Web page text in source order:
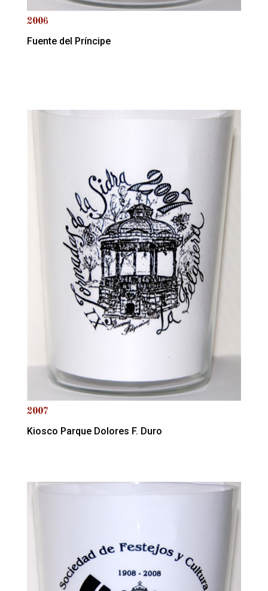
2006
Fuente del Príncipe
2007
Kiosco Parque Dolores F. Duro